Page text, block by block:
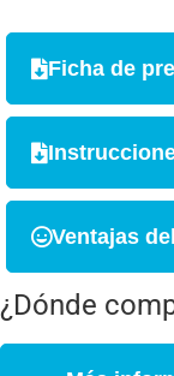
Ficha de
Ventajas
¿Dónde